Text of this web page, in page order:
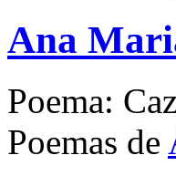
Ana
Poema:
Poemas de